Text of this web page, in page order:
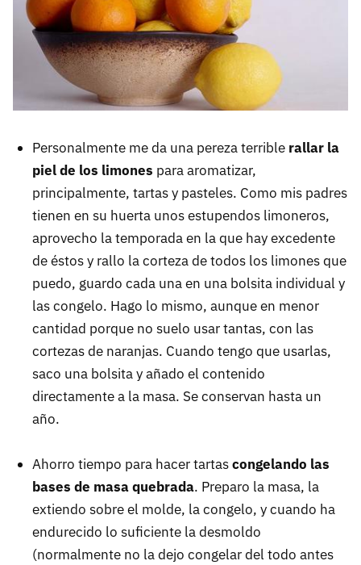
Personalmente me da una pereza terrible rallar la
piel de los limones para aromatizar,
principalmente, tartas y pasteles. Como mis padres
tienen en su huerta unos estupendos limoneros,
aprovecho la temporada en la que hay excedente
de éstos y rallo la corteza de todos los limones que
puedo, guardo cada una en una bolsita individual y
las congelo. Hago lo mismo, aunque en menor
cantidad porque no suelo usar tantas, con las
cortezas de naranjas. Cuando tengo que usarlas,
saco una bolsita y añado el contenido
directamente a la masa. Se conservan hasta un
año.
Ahorro tiempo para hacer tartascongelando las
bases de masa quebrada. Preparo la masa, la
extiendo sobre el molde, la congelo, y cuando ha
endurecido lo suficiente la desmoldo
(normalmente no la dejo congelar del todo antes